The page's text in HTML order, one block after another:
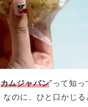
カムジャパン”って知っ
なのに、ひと口かじ